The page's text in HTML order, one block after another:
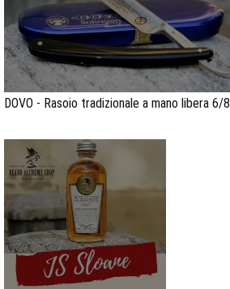
DOVO - Rasoio tradizionale a mano libera 6/8